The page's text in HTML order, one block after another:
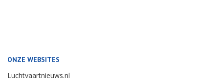
ONZE WEBSITES
Luchtvaartnieuws.nl